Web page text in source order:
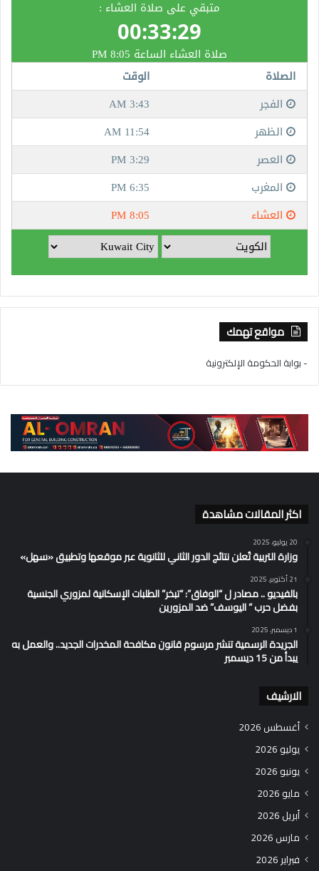
مواقع تهمك
- بوابة الحكومة الإلكترونية
اكثر المقالات مشاهدة
20 يوليو، 2025
وزارة التربية تُعلن نتائج الدور الثاني للثانوية عبر موقعها وتطبيق «سهل»
21 أكتوبر، 2025
بالفيديو .. مصادر ل “الوفاق”: “تبخر” الطلبات الإسكانية لمزوري الجنسية
بفضل حرب ” اليوسف” ضد المزورين
1 ديسمبر، 2025
الجريدة الرسمية تنشر مرسوم قانون مكافحة المخدرات الجديد.. والعمل به
يبدأ من 15 ديسمبر
الارشيف
أغسطس 2026
يوليو 2026
يونيو 2026
مايو 2026
أبريل 2026
مارس 2026
فبراير 2026